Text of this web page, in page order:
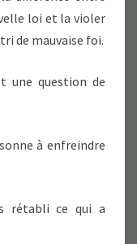
loi et la violer
de mauvaise foi.
une question de
à enfreindre
rétabli ce qui a